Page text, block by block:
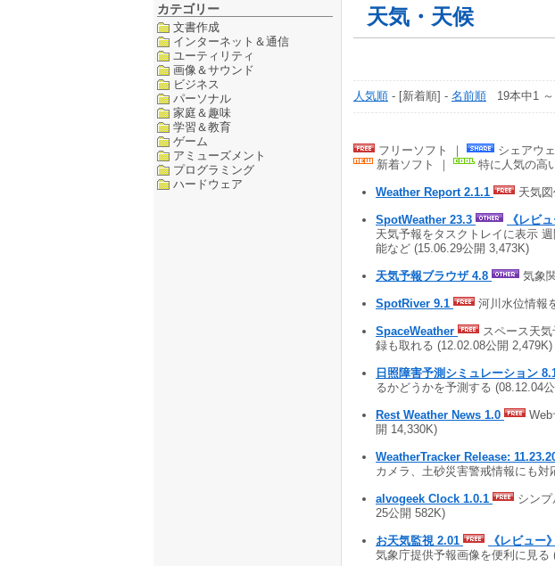
カテゴリー
文書作成
インターネット＆通信
ユーティリティ
画像＆サウンド
ビジネス
パーソナル
家庭＆趣味
学習＆教育
ゲーム
アミューズメント
プログラミング
ハードウェア
天気・天候
人気順 - [新着順] - 名前順 19本中1 ～
フリーソフト ｜ シェアウ
新着ソフト ｜
特に人気の高
Weather Report 2.1.1 天気
SpotWeather 23.3
《レビュ
天気予報をタスクトレイに表示
能など (15.06.29公開 3,473K)
天気予報ブラウザ 4.8 気象
SpotRiver 9.1 河川水位情報
SpaceWeather
スペース天
録も取れる (12.02.08公開 2,479K)
日照障害予測シミュレーション
るかどうかを予測する (08.12.04
Rest Weather News 1.0
開 14,330K)
WeatherTracker Release:
カメラ、土砂災害警戒情報にも
alvogeek Clock 1.0.1
シン
25公開 582K)
お天気監視 2.01
《レビュー》
気象庁提供予報画像を便利に見る